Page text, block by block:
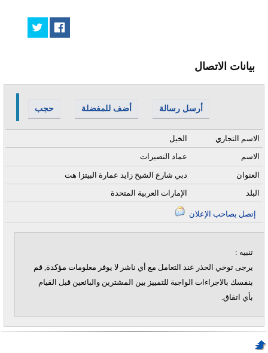
بيانات الاتصال
حجب أضف للمفضلة أرسل رسالة
الخيل
الاسم التجاري
عماد النصيرات
الاسم
دبي شارع الشيخ زايد عمارة البيتزا هت
العنوان
الإمارات العربية المتحدة
البلد
تنبيه :
يرجى توخي الحذر عند التعامل مع أي ناشر لا يوفر معلومات مؤكدة, قم
بنفسك بالاجراءات الواجبة للتمييز بين المشترين والبائعين قبل القيام
بأي اتفاق.